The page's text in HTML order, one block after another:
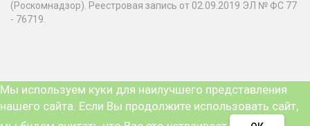
(Роскомнадзор). Реестровая запись от 02.09.2019 ЭЛ № ФС 77
- 76719.
Мы используем куки для наилучшего представления
нашего сайта. Если Вы продолжите использовать сайт,